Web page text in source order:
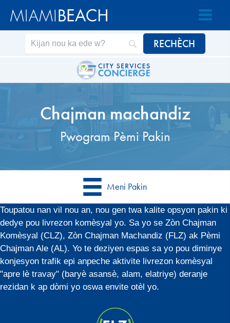
nan
nan
Chajman machandiz
Pwogram Pèmi Pakin
Meni Pakin
Toupatou nan vil nou an, nou gen twa kalite opsyon pakin ki
dedye pou livrezon komèsyal yo. Sa yo se Zòn Chajman
Komèsyal (CLZ), Zòn Chajman Machandiz (FLZ) ak Pèmi
Chajman Ale (AL). Yo te deziyen espas sa yo pou diminye
konjesyon trafik epi anpeche aktivite livrezon komèsyal
"apre lè travay" (baryè asansè, alam, elatriye) deranje
rezidan k ap dòmi yo oswa envite otèl yo.